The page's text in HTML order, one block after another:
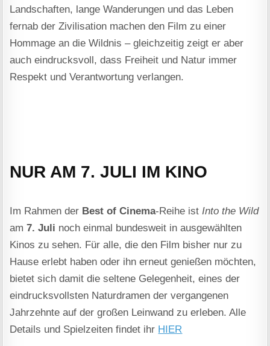
Landschaften, lange Wanderungen und das Leben
fernab der Zivilisation machen den Film zu einer
Hommage an die Wildnis – gleichzeitig zeigt er aber
auch eindrucksvoll, dass Freiheit und Natur immer
Respekt und Verantwortung verlangen.
NUR AM 7. JULI IM KINO
Im Rahmen der Best of Cinema-Reihe ist Into the Wild
am7. Juli noch einmal bundesweit in ausgewählten
Kinos zu sehen. Für alle, die den Film bisher nur zu
Hause erlebt haben oder ihn erneut genießen möchten,
bietet sich damit die seltene Gelegenheit, eines der
eindrucksvollsten Naturdramen der vergangenen
Jahrzehnte auf der großen Leinwand zu erleben. Alle
Details und Spielzeiten findet ihr HIER